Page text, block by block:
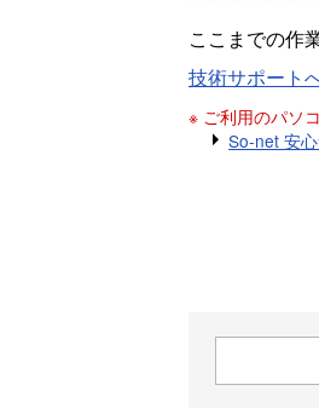
ここまでの作
技術サポート
※ ご利用のパソ
So-net 安